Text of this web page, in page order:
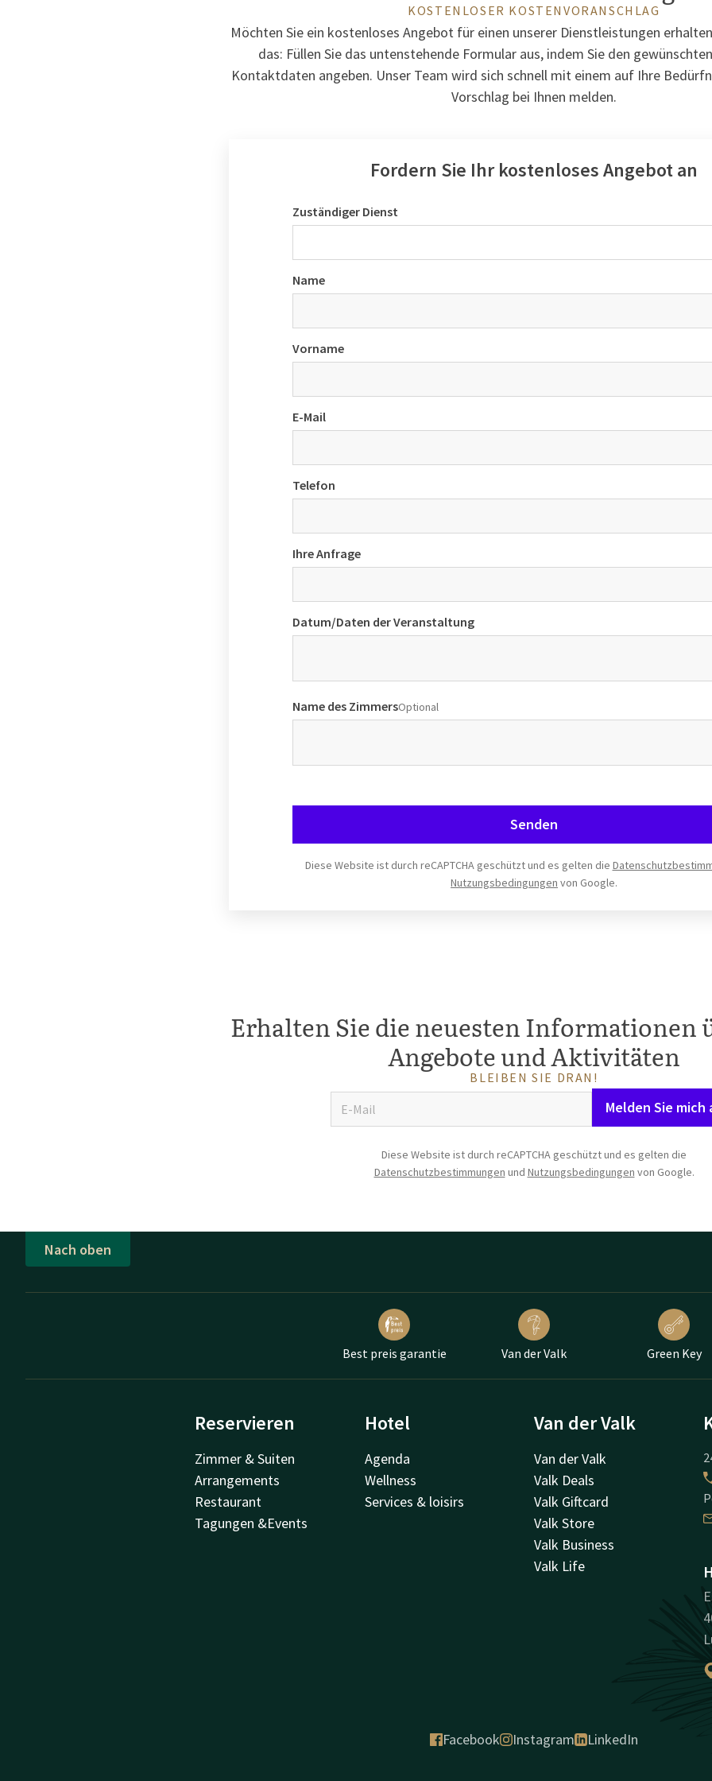
KOSTENLOSER KOSTENVORANSCHLAG
Möchten Sie ein kostenloses Angebot für einen unserer Dienstleistungen
das: Füllen Sie das untenstehende Formular aus, indem Sie den
Kontaktdaten angeben. Unser Team wird sich schnell mit einem auf Ihre
Vorschlag bei Ihnen melden.
Fordern Sie Ihr kostenloses Angebot an
Zuständiger Dienst
Name
Vorname
E-Mail
Telefon
Ihre Anfrage
Datum/Daten der Veranstaltung
Name des ZimmersOptional
Senden
Diese Website ist durch reCAPTCHA geschützt und es gelten die
Nutzungsbedingungen von Google.
Erhalten Sie die neuesten Informationen
Angebote und Aktivitäten
BLEIBEN SIE DRAN!
Melden Sie mich
Diese Website ist durch reCAPTCHA geschützt und es gelten die
Datenschutzbestimmungen und Nutzungsbedingungen von Google.
Nach oben
Best preis garantie Van der Valk Green Key
Reservieren
Zimmer & Suiten
Arrangements
Restaurant
Tagungen &Events
Hotel
Agenda
Wellness
Services & loisirs
Van der Valk
Van der Valk
Valk Deals
Valk Giftcard
Valk Store
Valk Business
Valk Life
Facebook Instagram LinkedIn